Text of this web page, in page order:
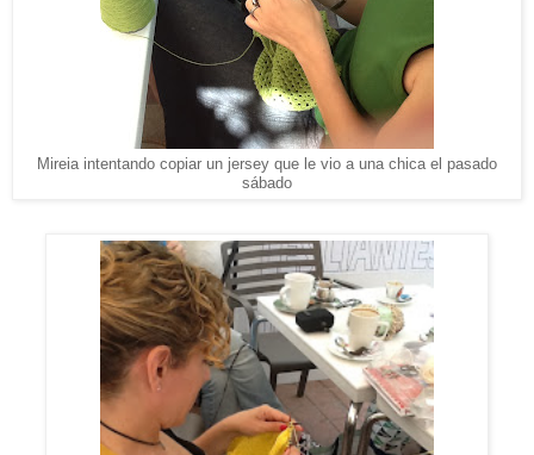
Mireia intentando copiar un jersey que le vio a una chica el pasado
sábado